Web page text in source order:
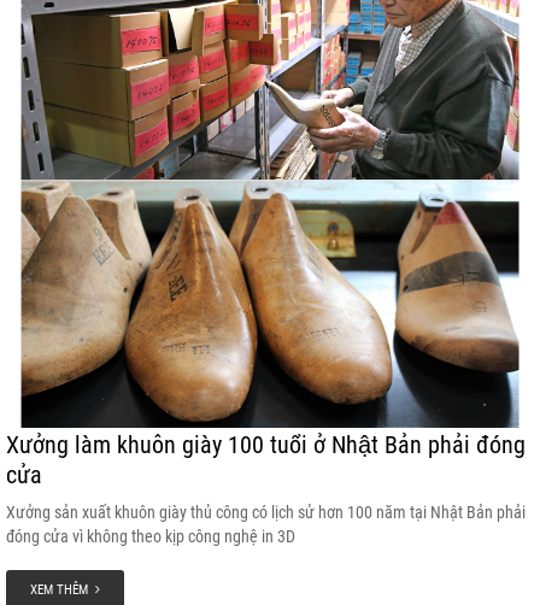
Xưởng làm khuôn giày 100 tuổi ở Nhật Bản phải đóng
cửa
Xưởng sản xuất khuôn giày thủ công có lịch sử hơn 100 năm tại Nhật Bản phải
đóng cửa vì không theo kịp công nghệ in 3D
XEM THÊM